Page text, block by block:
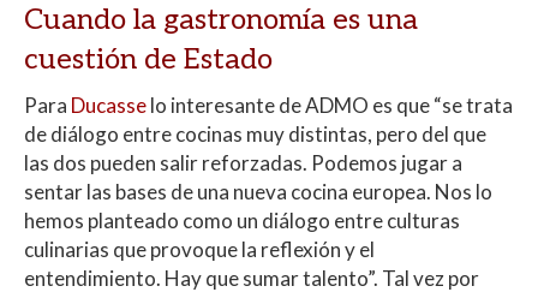
Cuando la gastronomía es una
cuestión de Estado
Para Ducasselo interesante de ADMO es que “se trata
de diálogo entre cocinas muy distintas, pero del que
las dos pueden salir reforzadas. Podemos jugar a
sentar las bases de una nueva cocina europea. Nos lo
hemos planteado como un diálogo entre culturas
culinarias que provoque la reflexión y el
entendimiento. Hay que sumar talento”. Tal vez por